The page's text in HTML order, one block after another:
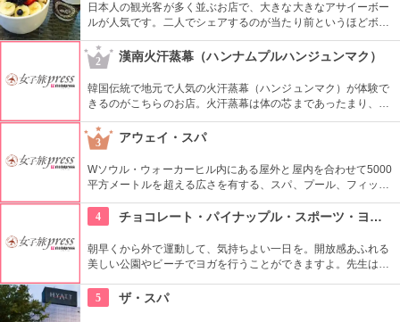
日本人の観光客が多く並ぶお店で、大きな大きなアサイーボー
ルが人気です。二人でシェアするのが当たり前というほどボリ
ューム満点。平日の朝でも大変混雑するそうですが、長く待っ
てでも食べる価値はあります。
2 漢南火汗蒸幕（ハンナムプルハンジュンマク）
韓国伝統で地元で人気の火汗蒸幕（ハンジュンマク）が体験で
きるのがこちらのお店。火汗蒸幕は体の芯まであったまり、汗
をっぱいかくことができます。全身の新陳代謝が促進され、毒
素や老廃物をたくさん出すことができるので旅の疲れもリフレ
ッシュできます。日本語も対応していますので、初めての方も
安心ですね。美容と健康にぜひ。
3 アウェイ・スパ
Wソウル・ウォーカーヒル内にある屋外と屋内を合わせて5000
平方メートルを超える広さを有する、スパ、プール、フィット
ネス・ジムと、主に3エリアで構成されたスパ。 韓国の陰陽や
古代アーユルヴェーダのトリートメントなど様々な技法をとり
らは韓国の市内が一望てきておすすめ。
4 チョコレート・パイナップル・スポーツ・ヨガ・スタジオ
朝早くから外で運動して、気持ちよい一日を。開放感あふれる
美しい公園やビーチでヨガを行うことができますよ。先生は日
芝生エリアで無料のヨガレッスンも行っているので、初心者は
コチラもぜひ。
5 ザ・スパ